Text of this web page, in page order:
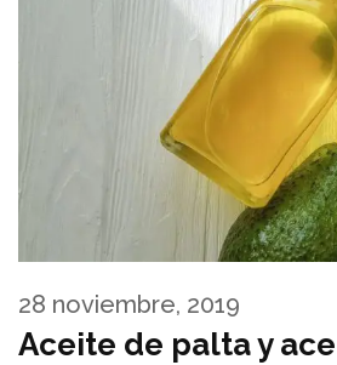
Aceite de palta y
28 noviembre, 2019